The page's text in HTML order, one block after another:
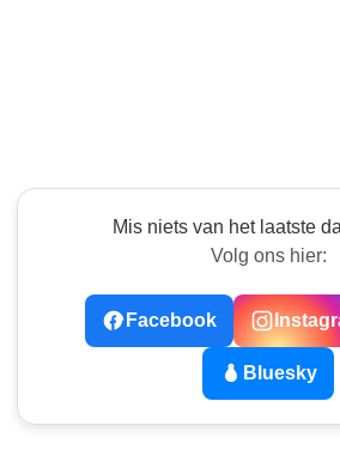
Mis niets van het laatste
Volg ons hier:
Facebook
Bluesky